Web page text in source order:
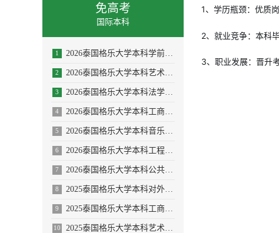
免高考
国际本科
1 2026泰国格乐大学本科学前教育/体育教育专业招生简章
2 2026泰国格乐大学本科艺术与设计专业招生简章
3 2026泰国格乐大学本科法学专业招生简章
4 2026泰国格乐大学本科工商管理专业招生简章
5 2026泰国格乐大学本科音乐学/舞蹈学/表演艺术学/音乐与舞蹈学招生简章
6 2026泰国格乐大学本科工程管理/AI人工智能专业
7 2026泰国格乐大学本科公共卫生专业(大健康促进医疗与大数据)
8 2025泰国格乐大学本科对外汉语教学(国际中文教育)专业招生简章
9 2025泰国格乐大学本科工商管理专业—人力资源管理方向招生简章
10 2025泰国格乐大学本科艺术与设计专业招生简章
1、学历瓶颈：优质
2、就业竞争：本科
3、职业发展：晋升